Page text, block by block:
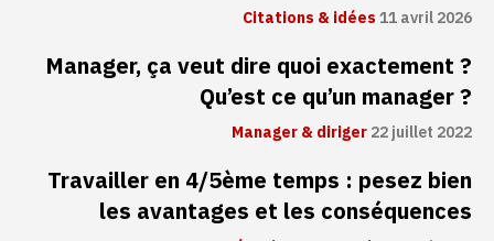
Citations & idées11 avril 2026
Manager, ça veut dire quoi exactement ?
Qu’est ce qu’un manager ?
Manager & diriger22 juillet 2022
Travailler en 4/5ème temps : pesez bien
les avantages et les conséquences